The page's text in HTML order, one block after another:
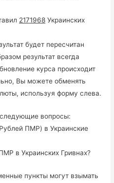
2171968 Украинских
будет пересчитан
результат всегда
курса происходит
Вы можете обменять
используя форму слева.
вопросы:
ПМР) в Украинские
в Украинских Гривнах?
пункты могут взымать